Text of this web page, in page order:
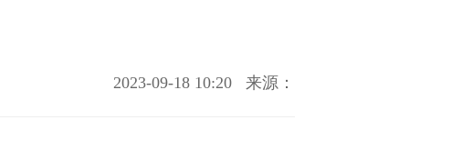
2023-09-18 10:20 来源：